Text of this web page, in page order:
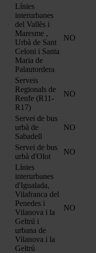
Línies
interurbanes
del Vallès i
Maresme ,
Urbà de Sant
Celoni i Santa
Maria de
Palautordera
NO
Serveis
Regionals de
Renfe (R11-
R17)
NO
Servei de bus
urbà de
Sabadell
NO
Servei de bus
urbà d'Olot
NO
Línies
interurbanes
d'Igualada,
Vilafranca del
Penedes i
Vilanova i la
Geltrú i
urbana de
Vilanova i la
Geltrú
NO